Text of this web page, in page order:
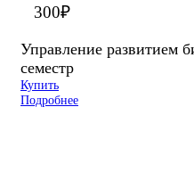
300₽
Управление развитием
семестр
Купить
Подробнее